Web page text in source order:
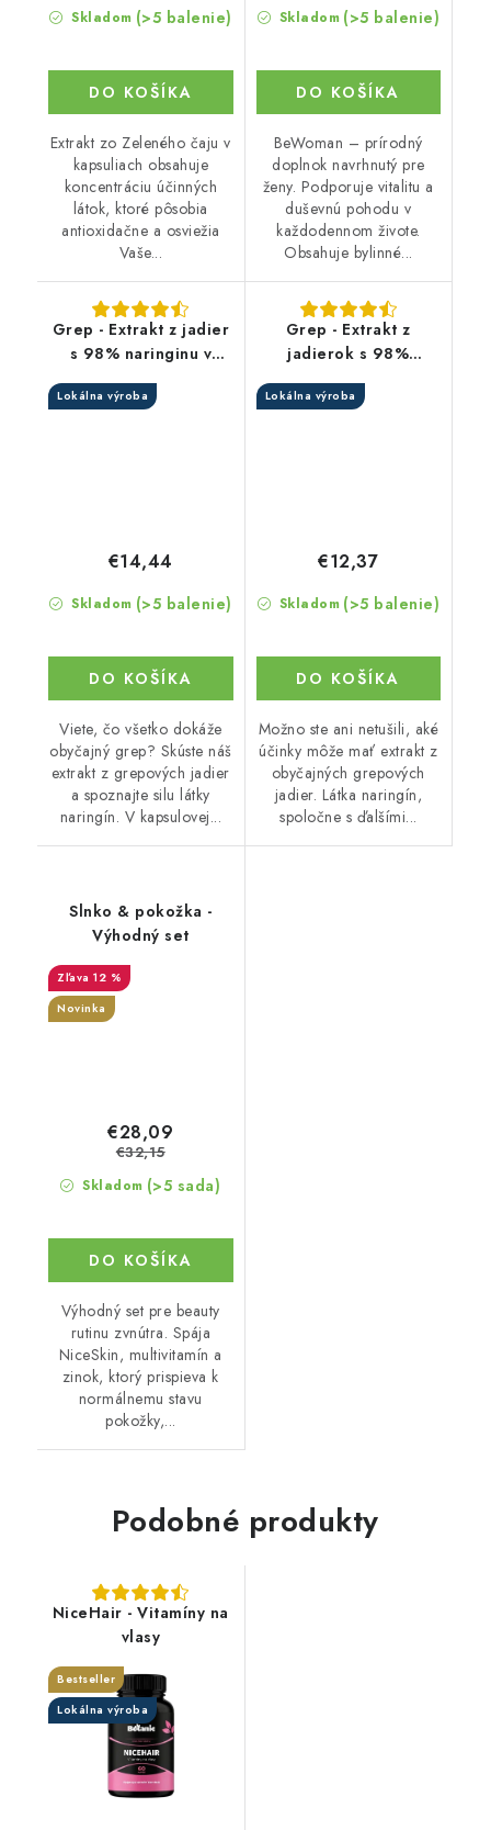
Skladom (>5 balenie)
DO KOŠÍKA
Extrakt zo Zeleného čaju v
kapsuliach obsahuje
koncentráciu účinných
látok, ktoré pôsobia
antioxidačne a osviežia
Vaše...
Skladom (>5 balenie)
DO KOŠÍKA
BeWoman – prírodný
doplnok navrhnutý pre
ženy. Podporuje vitalitu a
duševnú pohodu v
každodennom živote.
Obsahuje bylinné...
Grep - Extrakt z jadier
s 98% naringinu v
kapsuliach
Lokálna výroba
Skladom (>5 balenie)
€14,44
DO KOŠÍKA
Viete, čo všetko dokáže
obyčajný grep? Skúste náš
extrakt z grepových jadier
a spoznajte silu látky
naringín. V kapsulovej...
Grep - Extrakt z
jadierok s 98%
naringínu v prášku
Lokálna výroba
Skladom (>5 balenie)
€12,37
DO KOŠÍKA
Možno ste ani netušili, aké
účinky môže mať extrakt z
obyčajných grepových
jadier. Látka naringín,
spoločne s ďalšími...
Slnko & pokožka -
Výhodný set
12 %
Novinka
Skladom (>5 sada)
€28,09
€32,15
DO KOŠÍKA
Výhodný set pre beauty
rutinu zvnútra. Spája
NiceSkin, multivitamín a
zinok, ktorý prispieva k
normálnemu stavu
pokožky,...
Podobné produkty
NiceHair - Vitamíny na
vlasy
Bestseller
Lokálna výroba